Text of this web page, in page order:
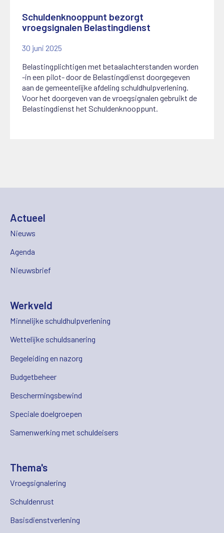
Schuldenknooppunt bezorgt
vroegsignalen Belastingdienst
30 juni 2025
Belastingplichtigen met betaalachterstanden worden
-in een pilot- door de Belastingdienst doorgegeven
aan de gemeentelijke afdeling schuldhulpverlening.
Voor het doorgeven van de vroegsignalen gebruikt de
Belastingdienst het Schuldenknooppunt.
Actueel
Nieuws
Agenda
Nieuwsbrief
Werkveld
Minnelijke schuldhulpverlening
Wettelijke schuldsanering
Begeleiding en nazorg
Budgetbeheer
Beschermingsbewind
Speciale doelgroepen
Samenwerking met schuldeisers
Thema's
Vroegsignalering
Schuldenrust
Basisdienstverlening